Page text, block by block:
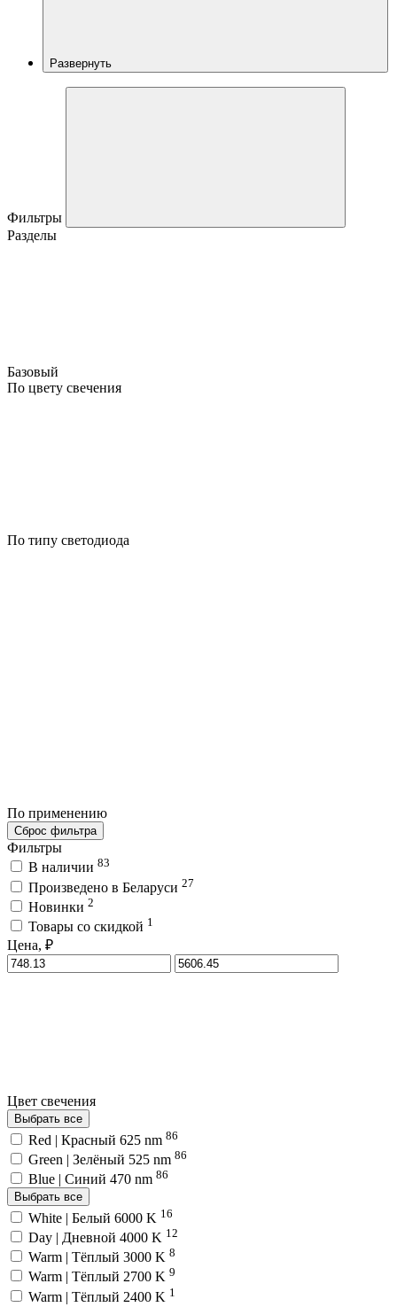
Развернуть
Фильтры
Разделы
Базовый
По цвету свечения
По типу светодиода
По применению
Сброс фильтра
Фильтры
В наличии 83
Произведено в Беларуси 27
Новинки 2
Товары со скидкой 1
Цена, ₽
Цвет свечения
Выбрать все
Red | Красный 625 nm 86
Green | Зелёный 525 nm 86
Blue | Синий 470 nm 86
Выбрать все
White | Белый 6000 K 16
Day | Дневной 4000 K 12
Warm | Тёплый 3000 K 8
Warm | Тёплый 2700 K 9
Warm | Тёплый 2400 K 1